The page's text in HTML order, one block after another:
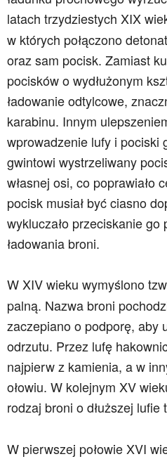
latach trzydziestych XIX
w których połączono
oraz sam pocisk. Zamiast
pocisków o wydłużonym
ładowanie odtylcowe,
karabinu. Innym
wprowadzenie lufy i pociski
gwintowi wystrzeliwany
własnej osi, co poprawiało
pocisk musiał być ciasno
wykluczało przeciskanie
ładowania broni.
W XIV wieku wymyślono
palną. Nazwa broni
zaczepiano o podporę, aby
odrzutu. Przez lufę
najpierw z kamienia, a w
ołowiu. W kolejnym XV
rodzaj broni o dłuższej lufie
W pierwszej połowie XVI